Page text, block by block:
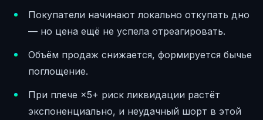
Покупатели начинают локально откупать дно
— но цена ещё не успела отреагировать.
Объём продаж снижается, формируется бычье
поглощение.
При плече ×5+ риск ликвидации растёт
экспоненциально, и неудачный шорт в этой